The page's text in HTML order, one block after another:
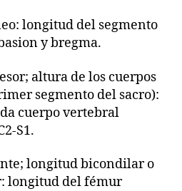
longitud del segmento
y bregma.
altura de los cuerpos
segmento del sacro):
cuerpo vertebral
S1.
longitud bicondilar o
longitud del fémur